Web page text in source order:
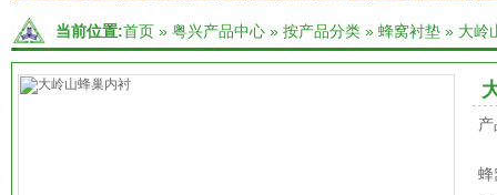
当前位置:首页 » 粤兴产品中心 » 按产品分类 » 蜂窝衬垫 » 大岭
蜂